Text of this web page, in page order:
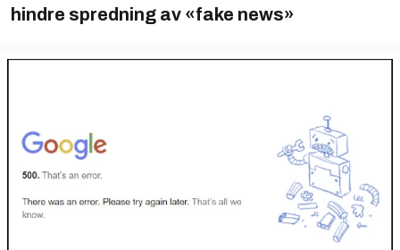
hindre spredning av «fake news»